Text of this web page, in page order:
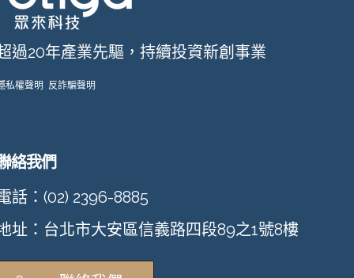
過20年產業先驅，持續投資新創事業
私權聲明 反詐騙聲明
絡我們
話：(02) 2396-8885
址：台北市大安區信義路四段89之1號8樓